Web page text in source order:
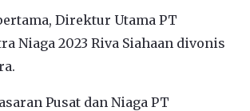
Direktur Utama PT
Niaga 2023 Riva Siahaan divonis
Pusat dan Niaga PT